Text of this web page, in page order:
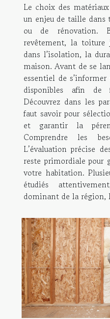
Le choix des
un enjeu de taille
ou de rénovation.
revêtement, la
dans l’isolation, la
maison. Avant de se
essentiel de
disponibles afin
Découvrez dans les
faut savoir pour
et garantir la
Comprendre les
L’évaluation précise
reste primordiale pour
votre habitation.
étudiés
dominant de la région,